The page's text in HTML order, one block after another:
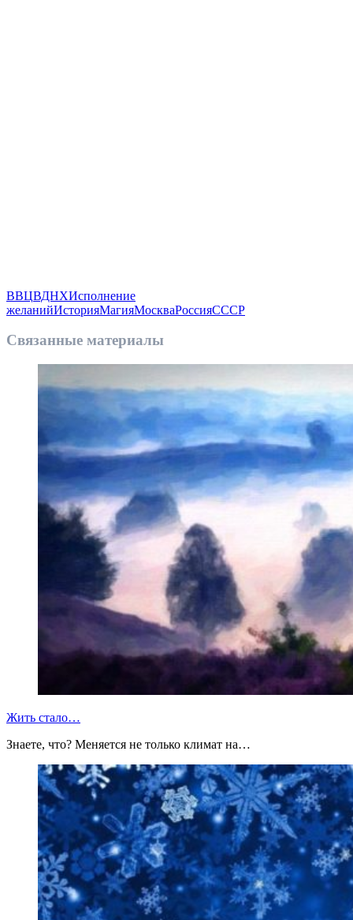
ВВЦВДНХИсполнение
желанийИсторияМагияМоскваРоссияСССР
Связанные материалы
Жить стало…
Знаете, что? Меняется не только климат на…